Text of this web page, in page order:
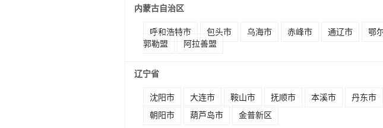
内蒙古自治区
呼和浩特市 包头市 乌海市 赤峰市 通辽市 鄂
郭勒盟
阿拉善盟
辽宁省
沈阳市 大连市 鞍山市 抚顺市 本溪市 丹东市
朝阳市
葫芦岛市 金普新区